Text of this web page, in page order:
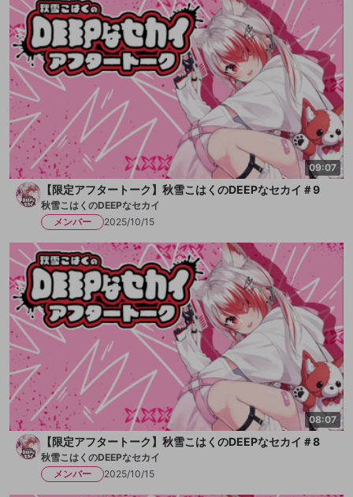
■VEE
https://vee-official.jp/
■秋雪こはく
https://x.com/Syusetu_kohaku
https://www.youtube.com/@Syusetu_kohaku
09:07
【限定アフタートーク】秋雪こはくのDEEPなセカイ＃9
秋雪こはくのDEEPなセカイ
メンバー
2025/10/15
08:07
【限定アフタートーク】秋雪こはくのDEEPなセカイ＃8
秋雪こはくのDEEPなセカイ
メンバー
2025/10/15